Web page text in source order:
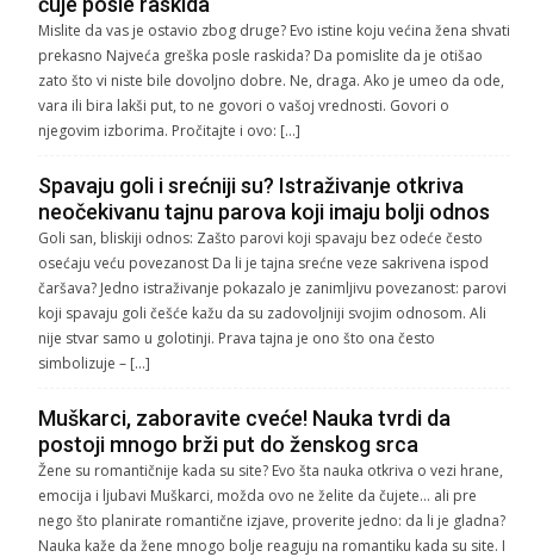
Mislite da vas je ostavio zbog druge? Evo istine koju većina žena shvati
prekasno Najveća greška posle raskida? Da pomislite da je otišao
zato što vi niste bile dovoljno dobre. Ne, draga. Ako je umeo da ode,
vara ili bira lakši put, to ne govori o vašoj vrednosti. Govori o
njegovim izborima. Pročitajte i ovo: […]
Spavaju goli i srećniji su? Istraživanje otkriva
neočekivanu tajnu parova koji imaju bolji odnos
Goli san, bliskiji odnos: Zašto parovi koji spavaju bez odeće često
osećaju veću povezanost Da li je tajna srećne veze sakrivena ispod
čaršava? Jedno istraživanje pokazalo je zanimljivu povezanost: parovi
koji spavaju goli češće kažu da su zadovoljniji svojim odnosom. Ali
nije stvar samo u golotinji. Prava tajna je ono što ona često
simbolizuje – […]
Muškarci, zaboravite cveće! Nauka tvrdi da
postoji mnogo brži put do ženskog srca
Žene su romantičnije kada su site? Evo šta nauka otkriva o vezi hrane,
emocija i ljubavi Muškarci, možda ovo ne želite da čujete… ali pre
nego što planirate romantične izjave, proverite jedno: da li je gladna?
Nauka kaže da žene mnogo bolje reaguju na romantiku kada su site. I